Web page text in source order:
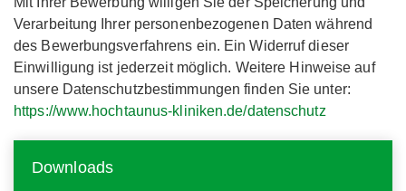
Verarbeitung Ihrer personenbezogenen Daten während
des Bewerbungsverfahrens ein. Ein Widerruf dieser
Einwilligung ist jederzeit möglich. Weitere Hinweise auf
unsere Datenschutzbestimmungen finden Sie unter:
https://www.hochtaunus-kliniken.de/datenschutz
Downloads